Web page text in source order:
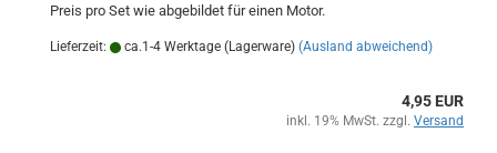
Preis pro Set wie abgebildet für einen Motor.
Lieferzeit: ca.1-4 Werktage (Lagerware) (Ausland abweichend)
4,95 EUR
inkl. 19% MwSt. zzgl. Versand